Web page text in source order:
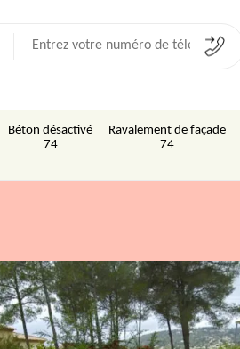
Béton désactivé
74
Ravalement de façade
74